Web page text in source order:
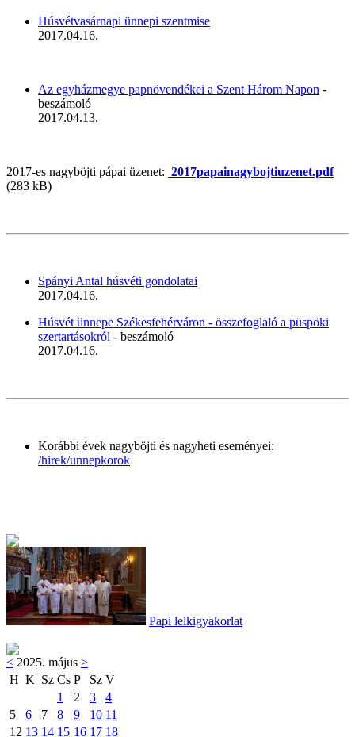
Húsvétvasárnapi ünnepi szentmise
2017.04.16.
Az egyházmegye papnövendékei a Szent Három Napon -
beszámoló
2017.04.13.
2017-es nagyböjti pápai üzenet: 2017papainagybojtiuzenet.pdf
(283 kB)
Spányi Antal húsvéti gondolatai
2017.04.16.
Húsvét ünnepe Székesfehérváron - összefoglaló a püspöki
szertartásokról - beszámoló
2017.04.16.
Korábbi évek nagyböjti és nagyheti eseményei:
/hirek/unnepkorok
Papi lelkigyakorlat
< 2025. május >
H K Sz Cs P Sz V
1
2 3
4
5
6 7 8 9 10 11
12 13 14 15 16 17 18